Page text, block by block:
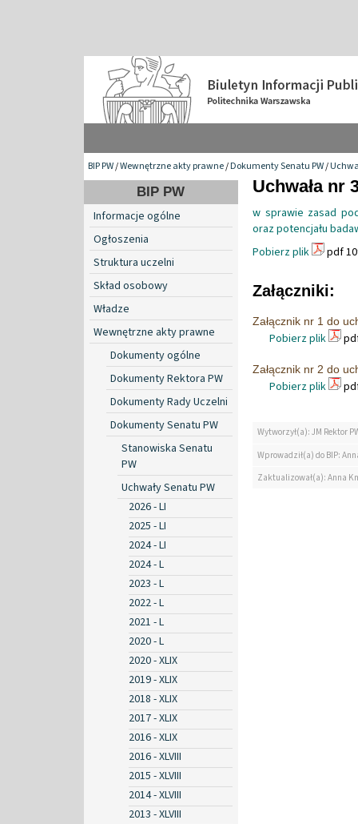
BIP PW/Wewnętrzne akty prawne/Dokumenty Senatu PW/
BIP PW
Informacje ogólne
Ogłoszenia
Struktura uczelni
Skład osobowy
Władze
Wewnętrzne akty prawne
Dokumenty ogólne
Dokumenty Rektora PW
Dokumenty Rady Uczelni
Dokumenty Senatu PW
Stanowiska Senatu
PW
Uchwały Senatu PW
2026 - LI
2025 - LI
2024 - LI
2024 - L
2023 - L
2022 - L
2021 - L
2020 - L
2020 - XLIX
2019 - XLIX
2018 - XLIX
2017 - XLIX
2016 - XLIX
2016 - XLVIII
2015 - XLVIII
2014 - XLVIII
2013 - XLVIII
Uchwała nr
w sprawie zasad
oraz potencjału
Pobierz plik
pdf
Załączniki:
Załącznik nr 1 do
Pobierz plik
Załącznik nr 2 do
Pobierz plik
Wytworzył(a): JM Rektor
Wprowadził(a) do BIP:
Zaktualizował(a): Anna